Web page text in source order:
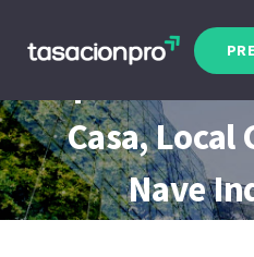
Tipo de
Tasación
Casa, Local
Nave